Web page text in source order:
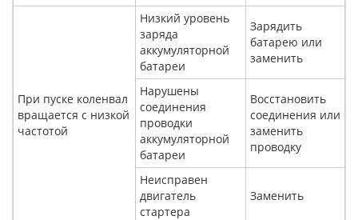
При пуске коленвал
вращается с низкой
частотой
Низкий уровень
заряда
аккумуляторной
батареи
Зарядить
батарею или
заменить
Нарушены
соединения
проводки
аккумуляторной
батареи
Восстановить
соединения или
заменить
проводку
Неисправен
двигатель
стартера
Заменить